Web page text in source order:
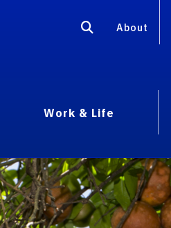
About
Work & Life